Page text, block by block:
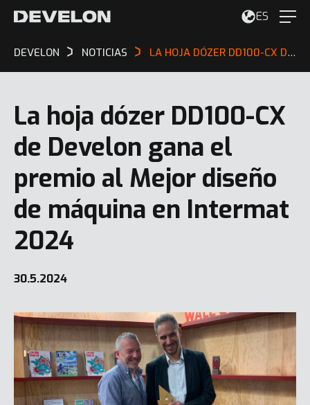
ES
DEVELON NOTICIAS LA HOJA DÓZER DD100-CX DE DEVELON GANA EL PREMIO AL MEJOR DISEÑO DE MÁQUINA EN INTERMAT 2024
La hoja dózer DD100-CX
de Develon gana el
premio al Mejor diseño
de máquina en Intermat
2024
30.5.2024